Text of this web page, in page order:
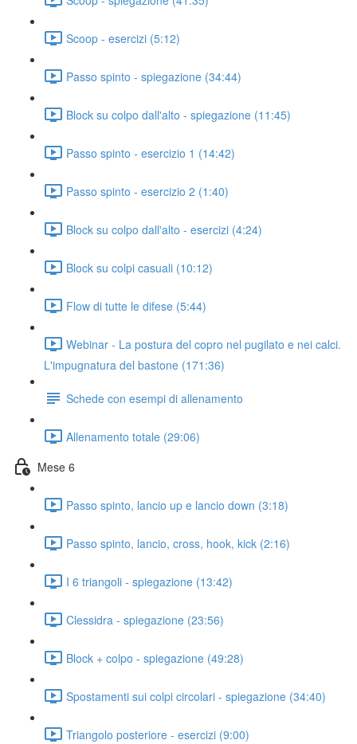
Scoop - esercizi (5:12)
Passo spinto - spiegazione (34:44)
Block su colpo dall'alto - spiegazione (11:45)
Passo spinto - esercizio 1 (14:42)
Passo spinto - esercizio 2 (1:40)
Block su colpo dall'alto - esercizi (4:24)
Block su colpi casuali (10:12)
Flow di tutte le difese (5:44)
Webinar - La postura del copro nel pugilato e nei calci.
L'impugnatura del bastone (171:36)
Schede con esempi di allenamento
Allenamento totale (29:06)
Mese 6
Passo spinto, lancio up e lancio down (3:18)
Passo spinto, lancio, cross, hook, kick (2:16)
I 6 triangoli - spiegazione (13:42)
Clessidra - spiegazione (23:56)
Block + colpo - spiegazione (49:28)
Spostamenti sui colpi circolari - spiegazione (34:40)
Triangolo posteriore - esercizi (9:00)